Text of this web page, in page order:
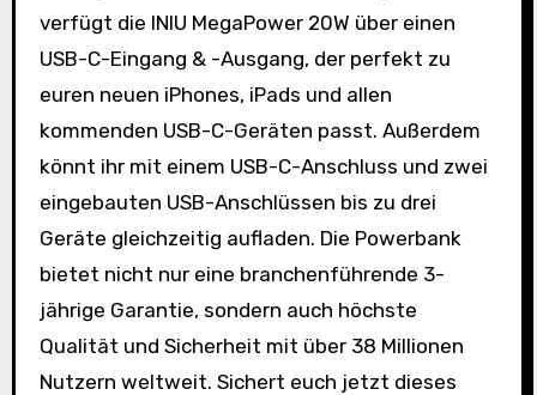
verfügt die INIU MegaPower 20W über einen
USB-C-Eingang & -Ausgang, der perfekt zu
euren neuen iPhones, iPads und allen
kommenden USB-C-Geräten passt. Außerdem
könnt ihr mit einem USB-C-Anschluss und zwei
eingebauten USB-Anschlüssen bis zu drei
Geräte gleichzeitig aufladen. Die Powerbank
bietet nicht nur eine branchenführende 3-
jährige Garantie, sondern auch höchste
Qualität und Sicherheit mit über 38 Millionen
Nutzern weltweit. Sichert euch jetzt dieses